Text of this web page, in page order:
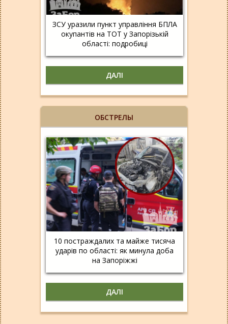
ЗСУ уразили пункт управління БПЛА
окупантів на ТОТ у Запорізькій
області: подробиці
ДАЛІ
ОБСТРЕЛЫ
10 постраждалих та майже тисяча
ударів по області: як минула доба
на Запоріжжі
ДАЛІ